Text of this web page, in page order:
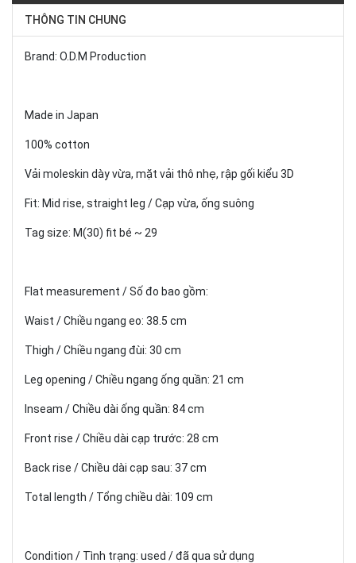
THÔNG TIN CHUNG
Brand: O.D.M Production
Made in Japan
100% cotton
Vải moleskin dày vừa, mặt vải thô nhẹ, rập gối kiểu 3D
Fit: Mid rise, straight leg / Cạp vừa, ống suông
Tag size: M(30) fit bé ~ 29
Flat measurement / Số đo bao gồm:
Waist / Chiều ngang eo: 38.5 cm
Thigh / Chiều ngang đùi: 30 cm
Leg opening / Chiều ngang ống quần: 21 cm
Inseam / Chiều dài ống quần: 84 cm
Front rise / Chiều dài cạp trước: 28 cm
Back rise / Chiều dài cạp sau: 37 cm
Total length / Tổng chiều dài: 109 cm
Condition / Tình trạng: used / đã qua sử dụng